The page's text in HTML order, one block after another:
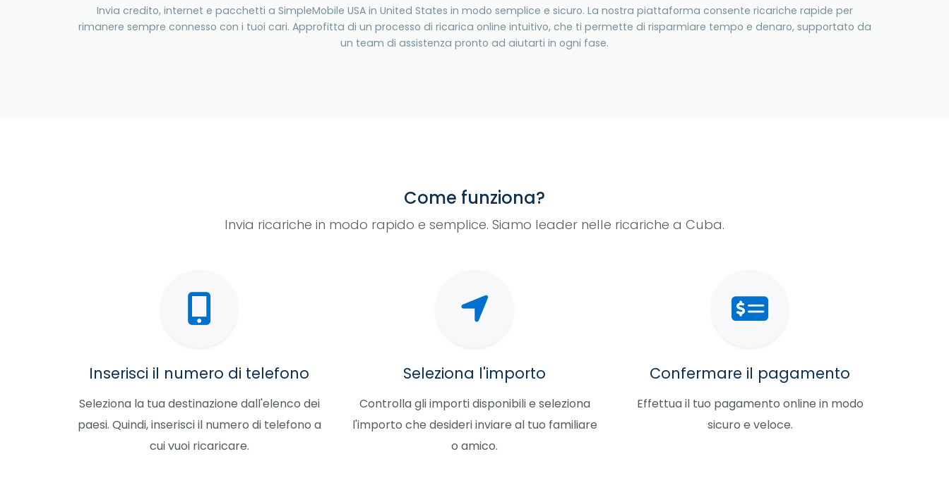
Invia credito, internet e pacchetti a SimpleMobile USA in United States in modo semplice e sicuro. La nostra piattaforma consente ricariche rapide per
rimanere sempre connesso con i tuoi cari. Approfitta di un processo di ricarica online intuitivo, che ti permette di risparmiare tempo e denaro, supportato da
un team di assistenza pronto ad aiutarti in ogni fase.
Come funziona?
Invia ricariche in modo rapido e semplice. Siamo leader nelle ricariche a Cuba.
Inserisci il numero di telefono
Seleziona la tua destinazione dall'elenco dei
paesi. Quindi, inserisci il numero di telefono a
cui vuoi ricaricare.
Seleziona l'importo
Controlla gli importi disponibili e seleziona
l'importo che desideri inviare al tuo familiare
o amico.
Confermare il pagamento
Effettua il tuo pagamento online in modo
sicuro e veloce.